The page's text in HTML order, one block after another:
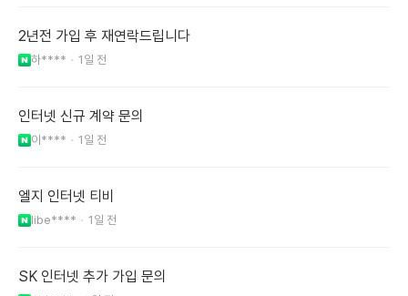
2년전 가입 후 재연락드립니다
하**** 1일 전
인터넷 신규 계약 문의
이**** 1일 전
엘지 인터넷 티비
libe**** 1일 전
SK 인터넷 추가 가입 문의